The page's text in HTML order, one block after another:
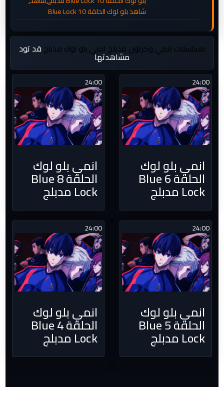
شاهد بلو لوك الحلقة 10 Blue Lock
مسلسلات انمي وكرتون مدبلج انمي بلو لوك مدبلج قد تود
مشاهدتها
24:00
انمي بلو لوك
الحلقة 6 Blue
Lock مدبلج
24:00
انمي بلو لوك
الحلقة 8 Blue
Lock مدبلج
24:00
انمي بلو لوك
الحلقة 5 Blue
Lock مدبلج
24:00
انمي بلو لوك
الحلقة 4 Blue
Lock مدبلج